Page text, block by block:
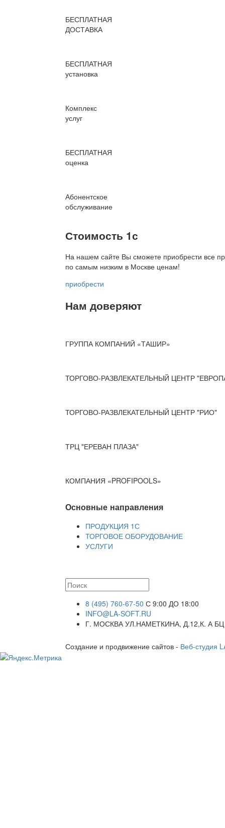
БЕСПЛАТНАЯ
ДОСТАВКА
БЕСПЛАТНАЯ
установка
Комплекс
услуг
БЕСПЛАТНАЯ
оценка
Абонентское
обслуживание
Стоимость 1с
На нашем сайте Вы сможете приобрести все
по самым низким в Москве ценам!
приобрести
Нам доверяют
ГРУППА КОМПАНИЙ «ТАШИР»
ТОРГОВО-РАЗВЛЕКАТЕЛЬНЫЙ ЦЕНТР
ТОРГОВО-РАЗВЛЕКАТЕЛЬНЫЙ ЦЕНТР "РИО"
ТРЦ "ЕРЕВАН ПЛАЗА"
КОМПАНИЯ «PROFIPOOLS»
Основные направления
ПРОДУКЦИЯ 1С
ТОРГОВОЕ ОБОРУДОВАНИЕ
УСЛУГИ
8 (495) 760-67-50 С 9:00 ДО 18:00
INFO@LA-SOFT.RU
Г. МОСКВА УЛ.НАМЕТКИНА, Д.12,К. А
Создание и продвижение сайтов - Веб-студия